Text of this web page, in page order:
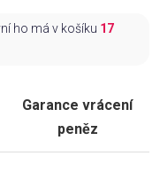
ho má v košíku 17
Garance vrácení
peněz